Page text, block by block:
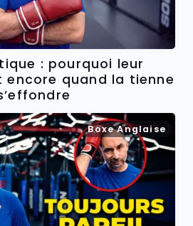
: pourquoi leur
quand la tienne
Boxe Anglaise